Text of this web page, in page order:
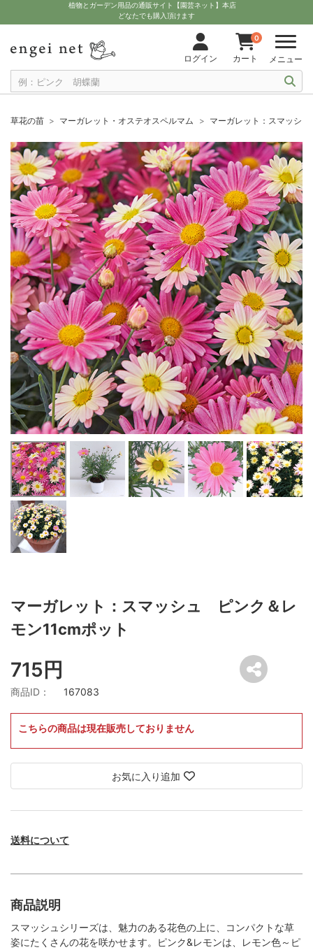
植物とガーデン用品の通販サイト【園芸ネット】本店
どなたでも購入頂けます
ログイン
0
カート メニュー
草花の苗 マーガレット・オステオスペルマム マーガレット：スマッシ
マーガレット：スマッシュ ピンク＆レ
モン11cmポット
715円
商品ID： 167083
こちらの商品は現在販売しておりません
お気に入り追加
送料について
商品説明
スマッシュシリーズは、魅力のある花色の上に、コンパクトな草
姿にたくさんの花を咲かせます。ピンク&レモンは、レモン色～ピ